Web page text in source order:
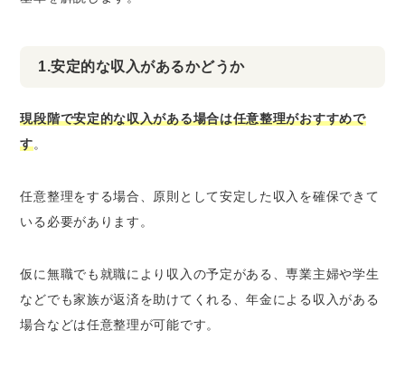
1.安定的な収入があるかどうか
現段階で安定的な収入がある場合は任意整理がおすすめで
す。
任意整理をする場合、原則として安定した収入を確保できて
いる必要があります。
仮に無職でも就職により収入の予定がある、専業主婦や学生
などでも家族が返済を助けてくれる、年金による収入がある
場合などは任意整理が可能です。